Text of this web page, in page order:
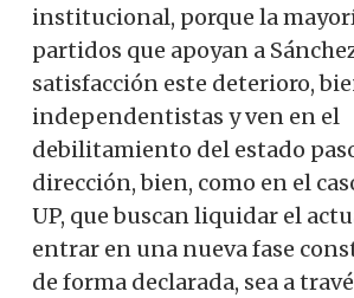
institucional, porque la
partidos que apoyan a
satisfacción este deterioro,
independentistas y ven en el
debilitamiento del estado
dirección, bien, como en el
UP, que buscan liquidar el
entrar en una nueva fase
de forma declarada, sea a